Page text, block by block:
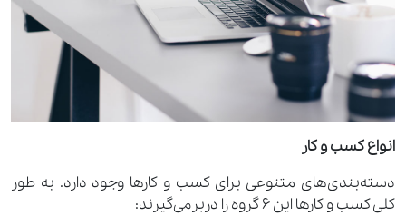
انواع کسب ‌و‌ کار
دسته‌بندی‌های متنوعی برای کسب ‌و‌ کارها وجود دارد. به طور
کلی کسب ‌و‌ کارها این 6 گروه را دربرمی‌گیرند: